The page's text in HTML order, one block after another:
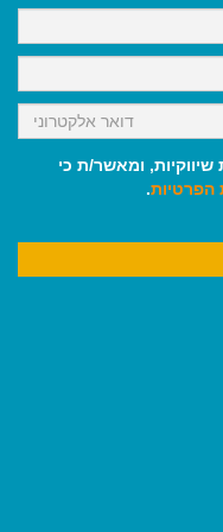
k
ומאשר/ת כי
הפרטיות.